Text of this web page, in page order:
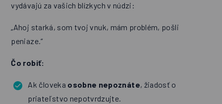
vydávajú za vašich blízkych v núdzi:
„Ahoj starká, som tvoj vnuk, mám problém, pošli
peniaze.“
Čo robiť:
Ak človeka osobne nepoznáte, žiadosť o
priateľstvo nepotvrdzujte.